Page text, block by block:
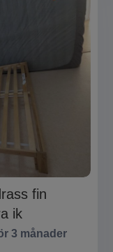
fin
ik
3 månader